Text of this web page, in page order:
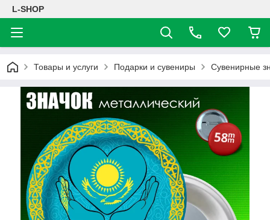
L-SHOP
Товары и услуги Подарки и сувениры Сувенирные